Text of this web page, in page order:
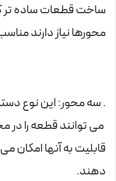
ساخت قطعات ساده تر
محورها نیاز دارند
قابلیت به آنها امکان
دهند.